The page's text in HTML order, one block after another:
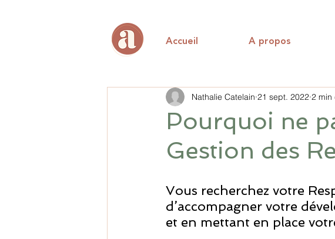
Accueil A propos
Pourquoi ne
Gestion des
Nathalie Catelain 21 sept. 2022 2 min
Vous recherchez votre
d’accompagner votre
et en mettant en place